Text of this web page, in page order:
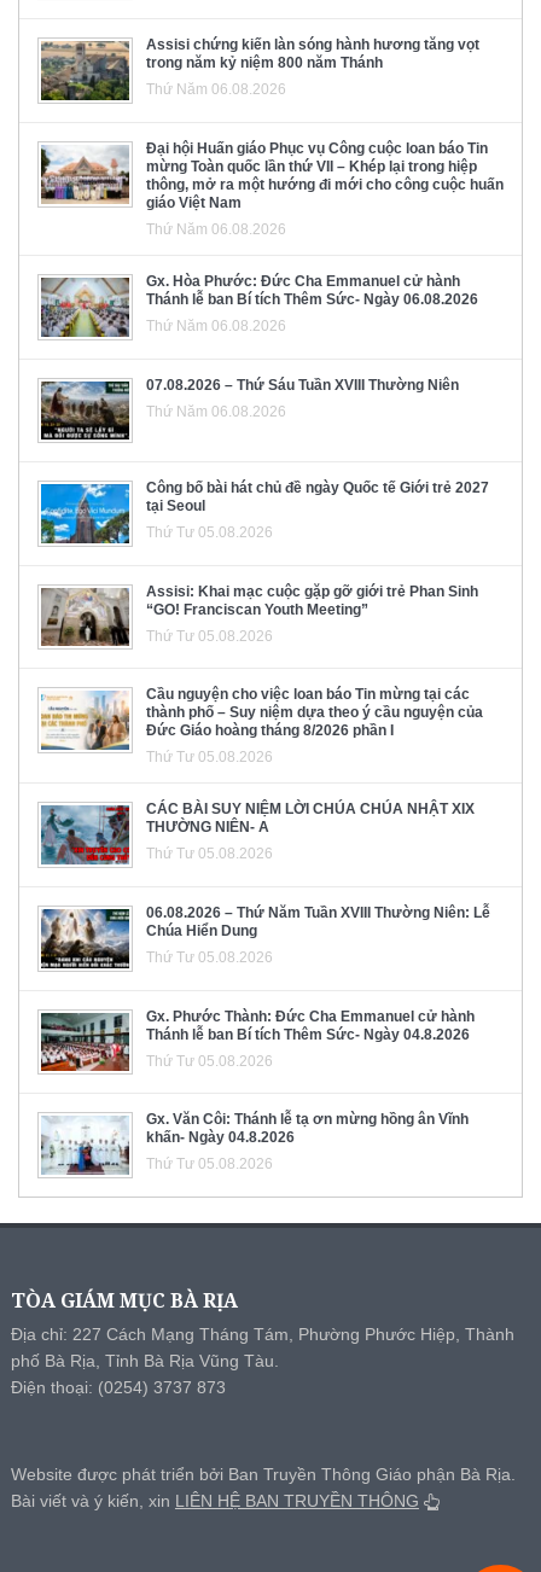
Assisi chứng kiến làn sóng hành hương tăng vọt
trong năm kỷ niệm 800 năm Thánh
Thứ Năm 06.08.2026
Đại hội Huấn giáo Phục vụ Công cuộc loan báo Tin
mừng Toàn quốc lần thứ VII – Khép lại trong hiệp
thông, mở ra một hướng đi mới cho công cuộc huấn
giáo Việt Nam
Thứ Năm 06.08.2026
Gx. Hòa Phước: Đức Cha Emmanuel cử hành
Thánh lễ ban Bí tích Thêm Sức- Ngày 06.08.2026
Thứ Năm 06.08.2026
07.08.2026 – Thứ Sáu Tuần XVIII Thường Niên
Thứ Năm 06.08.2026
Công bố bài hát chủ đề ngày Quốc tế Giới trẻ 2027
tại Seoul
Thứ Tư 05.08.2026
Assisi: Khai mạc cuộc gặp gỡ giới trẻ Phan Sinh
“GO! Franciscan Youth Meeting”
Thứ Tư 05.08.2026
Cầu nguyện cho việc loan báo Tin mừng tại các
thành phố – Suy niệm dựa theo ý cầu nguyện của
Đức Giáo hoàng tháng 8/2026 phần I
Thứ Tư 05.08.2026
CÁC BÀI SUY NIỆM LỜI CHÚA CHÚA NHẬT XIX
THƯỜNG NIÊN- A
Thứ Tư 05.08.2026
06.08.2026 – Thứ Năm Tuần XVIII Thường Niên: Lễ
Chúa Hiển Dung
Thứ Tư 05.08.2026
Gx. Phước Thành: Đức Cha Emmanuel cử hành
Thánh lễ ban Bí tích Thêm Sức- Ngày 04.8.2026
Thứ Tư 05.08.2026
Gx. Văn Côi: Thánh lễ tạ ơn mừng hồng ân Vĩnh
khấn- Ngày 04.8.2026
Thứ Tư 05.08.2026
TÒA GIÁM MỤC BÀ RỊA
Địa chỉ: 227 Cách Mạng Tháng Tám, Phường Phước Hiệp, Thành
phố Bà Rịa, Tỉnh Bà Rịa Vũng Tàu.
Điện thoại: (0254) 3737 873
Website được phát triển bởi Ban Truyền Thông Giáo phận Bà Rịa.
Bài viết và ý kiến, xin LIÊN HỆ BAN TRUYỀN THÔNG